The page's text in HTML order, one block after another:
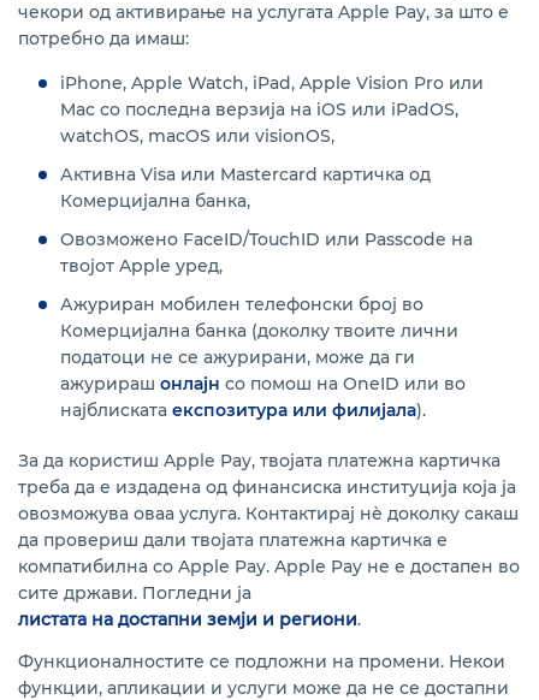
чекори од активирање на услугата Apple Pay, за што е
потребно да имаш:
iPhone, Apple Watch, iPad, Apple Vision Pro или
Mac со последна верзија на iOS или iPadOS,
watchOS, macOS или visionOS,
Активна Visa или Mastercard картичка од
Комерцијална банка,
Овозможено FaceID/TouchID или Passcode на
твојот Apple уред,
Ажуриран мобилен телефонски број во
Комерцијална банка (доколку твоите лични
податоци не се ажурирани, може да ги
ажурираш онлајн со помош на OneID или во
најблиската експозитура или филијала).
За да користиш Apple Pay, твојата платежна картичка
треба да е издадена од финансиска институција која ја
овозможува оваа услуга. Контактирај нѐ доколку сакаш
да провериш дали твојата платежна картичка е
компатибилна со Apple Pay. Apple Pay не е достапен во
сите држави. Погледни ја
листата на достапни земји и региони.
Функционалностите се подложни на промени. Некои
функции, апликации и услуги може да не се достапни